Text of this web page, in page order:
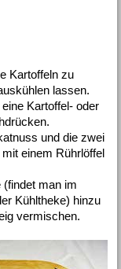
Kartoffeln zu
lassen.
Kartoffel- oder
und die zwei
einem Rührlöffel
man im
Kühltheke) hinzu
vermischen.